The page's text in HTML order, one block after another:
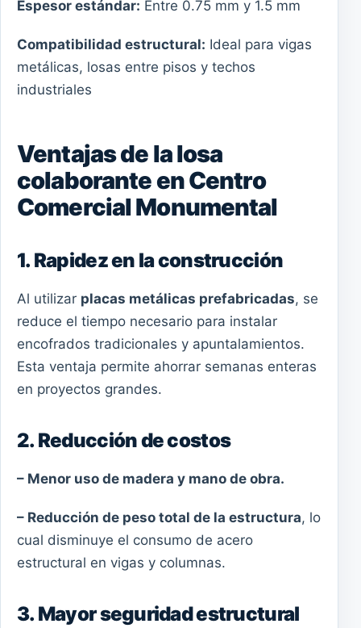
Espesor estándar: Entre 0.75 mm y 1.5 mm
Compatibilidad estructural: Ideal para vigas
metálicas, losas entre pisos y techos
industriales
Ventajas de la losa
colaborante en Centro
Comercial Monumental
1. Rapidez en la construcción
Al utilizar placas metálicas prefabricadas, se
reduce el tiempo necesario para instalar
encofrados tradicionales y apuntalamientos.
Esta ventaja permite ahorrar semanas enteras
en proyectos grandes.
2. Reducción de costos
– Menor uso de madera y mano de obra.
– Reducción de peso total de la estructura, lo
cual disminuye el consumo de acero
estructural en vigas y columnas.
3. Mayor seguridad estructural